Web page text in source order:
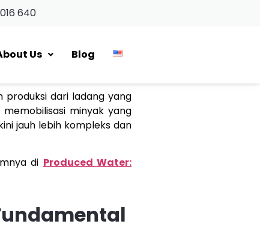
640
Us Blog
produksi dari ladang yang
minyak yang
jauh lebih kompleks dan
di Produced Water: